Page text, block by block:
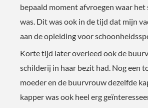
bepaald moment afvroegen waar
was. Dit was ook in de tijd dat mijn
aan de opleiding voor
Korte tijd later overleed ook de
schilderij in haar bezit had. Nog een
moeder en de buurvrouw dezelfde
kapper was ook heel erg